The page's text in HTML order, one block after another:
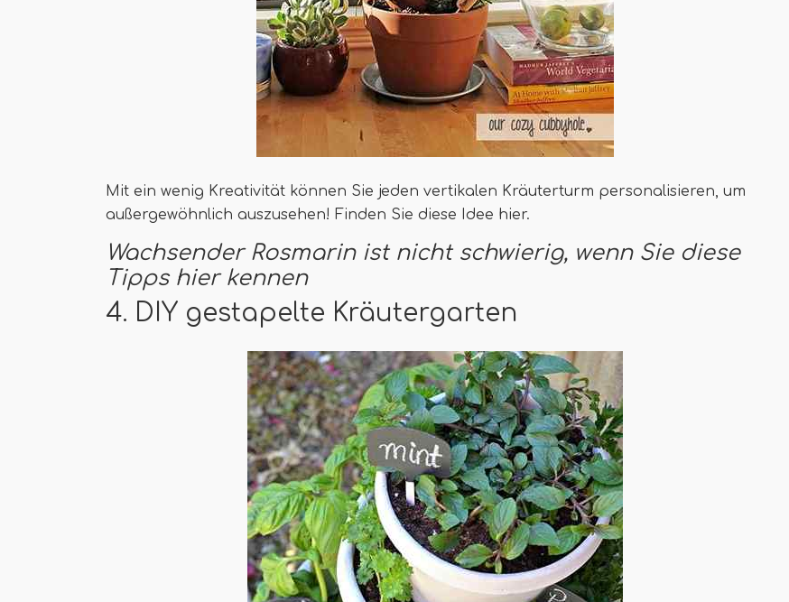
Mit ein wenig Kreativität können Sie jeden vertikalen Kräuterturm personalisieren, um
außergewöhnlich auszusehen! Finden Sie diese Idee hier.
Wachsender Rosmarin ist nicht schwierig, wenn Sie diese
Tipps hier kennen
4. DIY gestapelte Kräutergarten